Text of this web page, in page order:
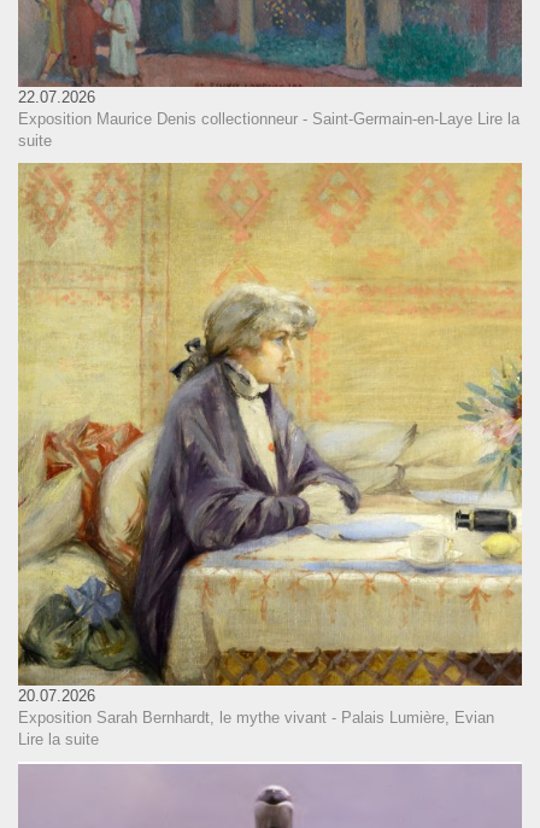
22.07.2026
Exposition Maurice Denis collectionneur - Saint-Germain-en-Laye
Lire la
suite
20.07.2026
Exposition Sarah Bernhardt, le mythe vivant - Palais Lumière, Evian
Lire la suite